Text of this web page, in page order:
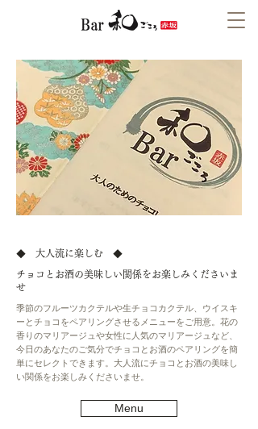
◆ 大人流に楽しむ ◆
チョコとお酒の美味しい関係をお楽しみくださいま
せ
季節のフルーツカクテルや生チョコカクテル、ウイスキ
ーとチョコをペアリングさせるメニューをご用意。花の
香りのマリアージュや女性に人気のマリアージュなど、
今日のあなたのご気分でチョコとお酒のペアリングを簡
単にセレクトできます。大人流にチョコとお酒の美味し
い関係をお楽しみくださいませ。
Menu